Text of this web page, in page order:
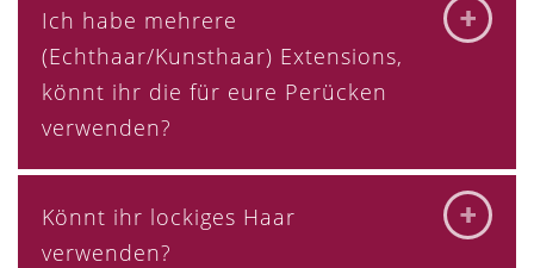
Ich habe mehrere
(Echthaar/Kunsthaar) Extensions,
könnt ihr die für eure Perücken
verwenden?
Könnt ihr lockiges Haar
verwenden?